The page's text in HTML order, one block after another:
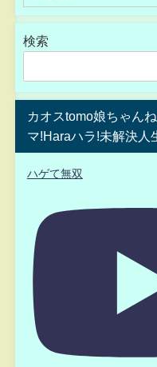
検索
カオスtomo娘ちゃん
マ!Haraハラ!未解決人
ハゲて無双